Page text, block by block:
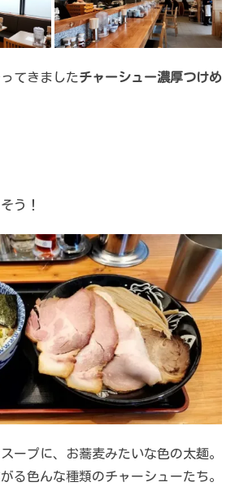
てきましたチャーシュー濃厚つけめ
う！
ープに、お蕎麦みたいな色の太麺。
る色んな種類のチャーシューたち。